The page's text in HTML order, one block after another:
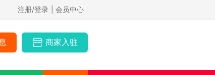
注册/登录 | 会员中心
商家入驻